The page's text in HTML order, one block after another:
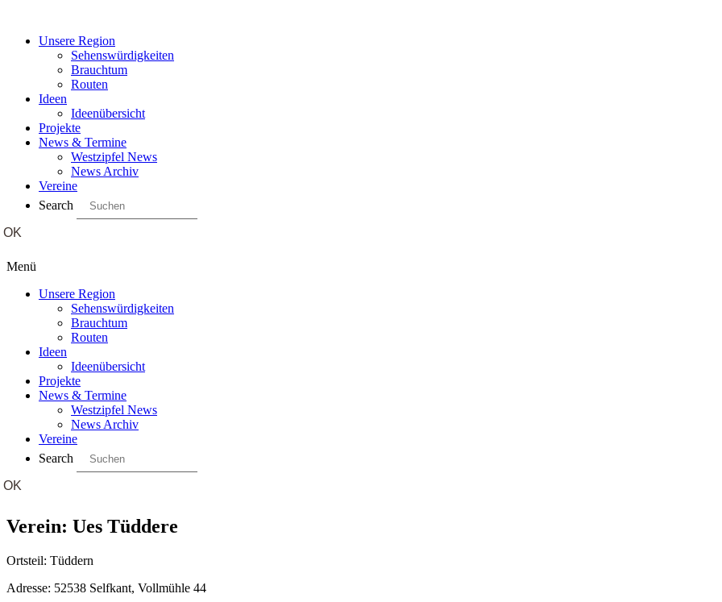
Unsere Region
Sehenswürdigkeiten
Brauchtum
Routen
Ideen
Ideenübersicht
Projekte
News & Termine
Westzipfel News
News Archiv
Vereine
Search
Menü
Unsere Region
Sehenswürdigkeiten
Brauchtum
Routen
Ideen
Ideenübersicht
Projekte
News & Termine
Westzipfel News
News Archiv
Vereine
Search
Verein: Ues Tüddere
Ortsteil: Tüddern
Adresse: 52538 Selfkant, Vollmühle 44